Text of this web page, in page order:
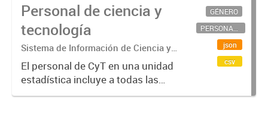
Personal de ciencia y
tecnología
Sistema de Información de Ciencia y
Tecnología Argentino (SICYTAR)
El personal de CyT en una unidad
estadística incluye a todas las
personas involucradas
GÉNERO
PERSONAL CIENTÍFICO-TECNOLÓGICO
json
csv